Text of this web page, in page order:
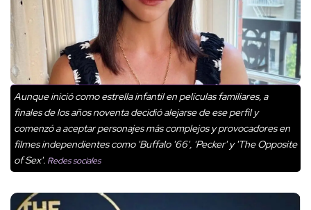
Aunque inició como estrella infantil en películas familiares, a
finales de los años noventa decidió alejarse de ese perfil y
comenzó a aceptar personajes más complejos y provocadores en
filmes independientes como 'Buffalo '66', 'Pecker' y 'The Opposite
of Sex'. Redes sociales